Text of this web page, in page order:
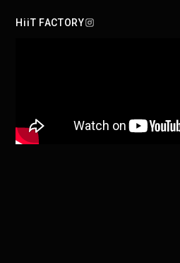
HiiT FACTORY